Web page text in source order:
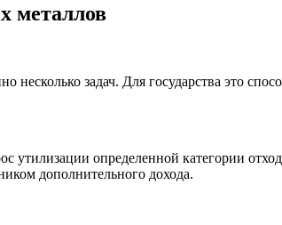
металлов
несколько задач. Для государства это
утилизации определенной категории
дополнительного дохода.